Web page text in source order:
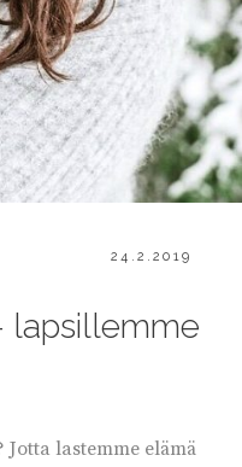
POSTED
24.2.2019
lapsillemme
lastemme elämä